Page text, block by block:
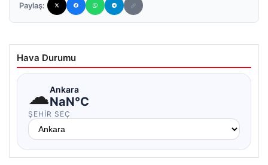
Paylaş:
Hava Durumu
☁Ankara
NaN°C
ŞEHIR SEÇ